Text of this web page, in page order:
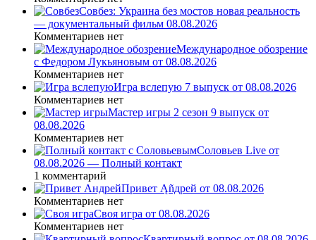
Совбез: Украина без мостов новая реальность
— документальный фильм 08.08.2026
Комментариев нет
Международное обозрение
с Федором Лукьяновым от 08.08.2026
Комментариев нет
Игра вслепую 7 выпуск от 08.08.2026
Комментариев нет
Мастер игры 2 сезон 9 выпуск от
08.08.2026
Комментариев нет
Соловьев Live от
08.08.2026 — Полный контакт
1 комментарий
Привет Ąñдpей от 08.08.2026
Комментариев нет
Своя игра от 08.08.2026
Комментариев нет